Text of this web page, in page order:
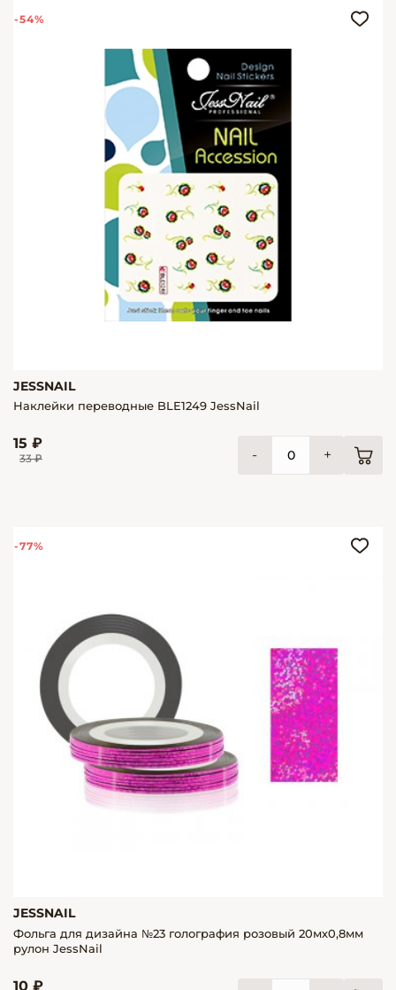
-54%
JESSNAIL
Наклейки переводные BLE1249 JessNail
15 ₽
33 ₽ - +
-77%
JESSNAIL
Фольга для дизайна №23 голография розовый 20мх0,8мм
рулон JessNail
10 ₽